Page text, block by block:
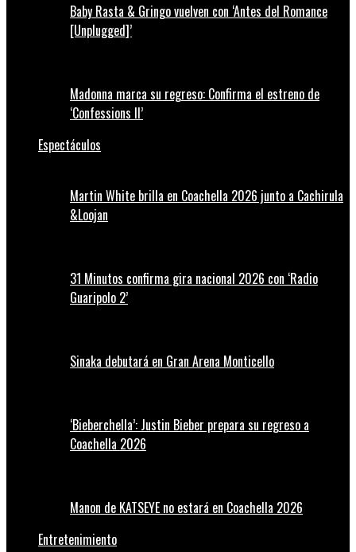
Baby Rasta & Gringo vuelven con ‘Antes del Romance
[Unplugged]’
Madonna marca su regreso: Confirma el estreno de
‘Confessions II’
Espectáculos
Martin White brilla en Coachella 2026 junto a Cachirula
&Loojan
31 Minutos confirma gira nacional 2026 con ‘Radio
Guaripolo 2’
Sinaka debutará en Gran Arena Monticello
‘Bieberchella’: Justin Bieber prepara su regreso a
Coachella 2026
Manon de KATSEYE no estará en Coachella 2026
Entretenimiento